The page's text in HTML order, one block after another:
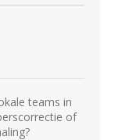
teams in
of